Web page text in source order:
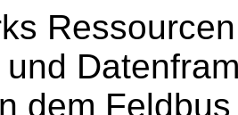
dem